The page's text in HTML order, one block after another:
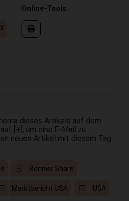
Online-Tools
X
dieses Artikels auf dem
[+], um eine E-Mail zu
neuen Artikel mit diesem Tag
Bonnier Share
Marktbericht USA USA